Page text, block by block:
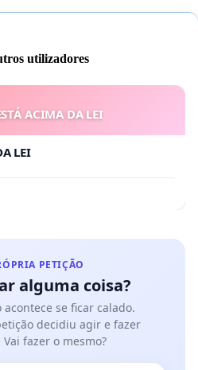
utilizadores
ACIMA DA LEI
LEI
PETIÇÃO
alguma coisa?
se ficar calado.
decidiu agir e fazer
fazer o mesmo?